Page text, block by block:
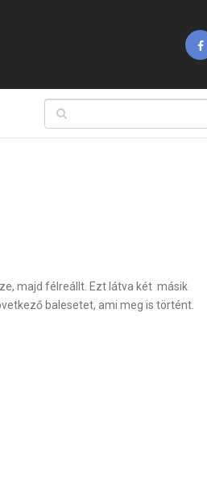
majd félreállt. Ezt látva két másik
balesetet, ami meg is történt.